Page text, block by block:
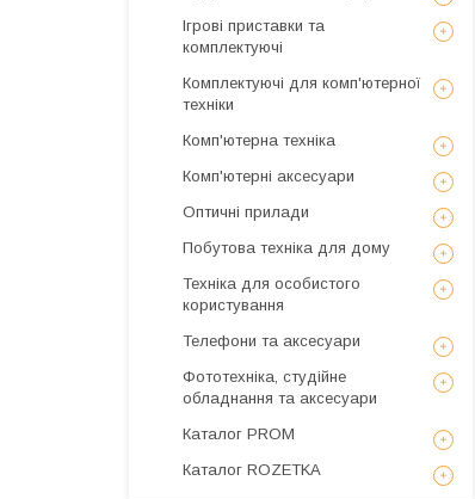
Ігрові приставки та
комплектуючі
Комплектуючі для комп'ютерної
техніки
Комп'ютерна техніка
Комп'ютерні аксесуари
Оптичні прилади
Побутова техніка для дому
Техніка для особистого
користування
Телефони та аксесуари
Фототехніка, студійне
обладнання та аксесуари
Каталог PROM
Каталог ROZETKA